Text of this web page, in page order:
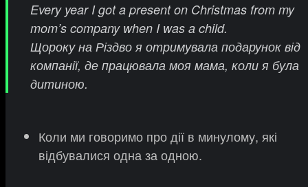
Every year I got a present on Christmas from my
mom’s company when I was a child.
Щороку на Різдво я отримувала подарунок від
компанії, де працювала моя мама, коли я була
дитиною.
Коли ми говоримо про дії в минулому, які
відбувалися одна за одною.